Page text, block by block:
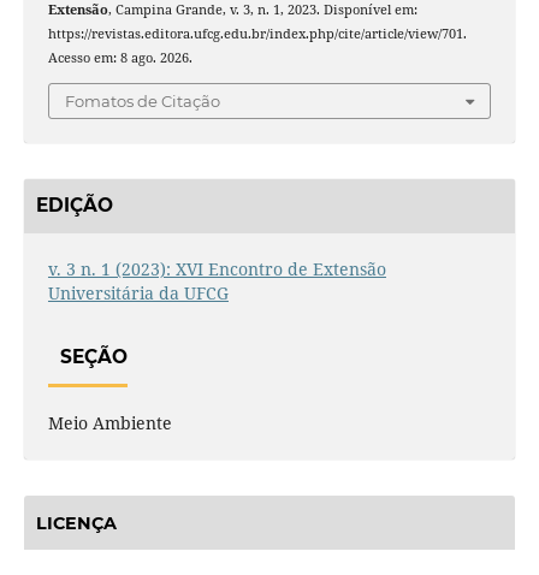
Extensão, Campina Grande, v. 3, n. 1, 2023. Disponível em:
https://revistas.editora.ufcg.edu.br/index.php/cite/article/view/701.
Acesso em: 8 ago. 2026.
Fomatos de Citação
EDIÇÃO
v. 3 n. 1 (2023): XVI Encontro de Extensão
Universitária da UFCG
SEÇÃO
Meio Ambiente
LICENÇA